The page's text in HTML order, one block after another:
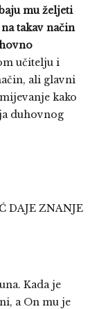
mu željeti
takav način
učitelju i
ali glavni
kako
duhovnog
DAJE ZNANJE
Kada je
a On mu je